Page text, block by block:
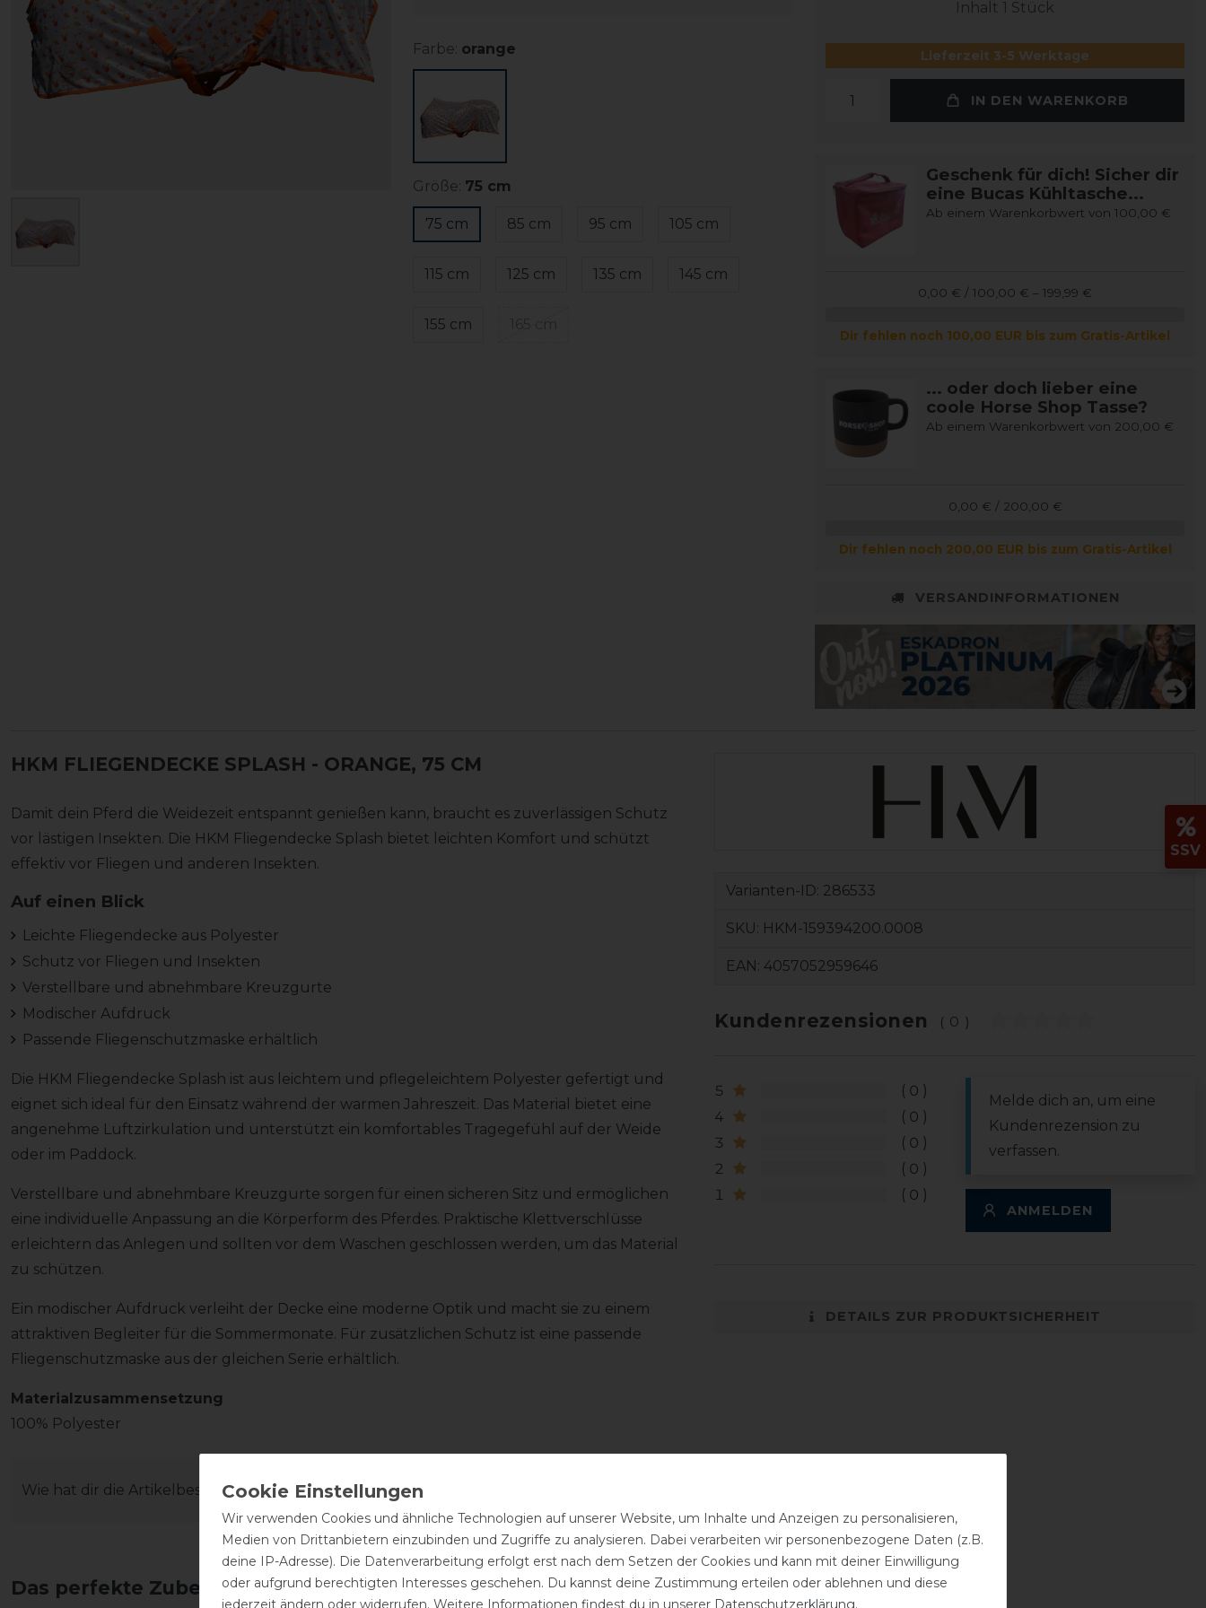
Farbe: orange
Größe: 75 cm
75 cm 85 cm 95 cm 105 cm
115 cm 125 cm 135 cm 145 cm
155 cm
Inhalt 1 Stück
Lieferzeit 3-5 Werktage
IN DEN WARENKORB
Geschenk für dich! Sicher dir
eine Bucas Kühltasche...
Ab einem Warenkorbwert von 100,00 €
0,00 € / 100,00 € – 199,99 €
Dir fehlen noch 100,00 EUR bis zum Gratis-Artikel
... oder doch lieber eine
coole Horse Shop Tasse?
Ab einem Warenkorbwert von 200,00 €
0,00 € / 200,00 €
Dir fehlen noch 200,00 EUR bis zum Gratis-Artikel
VERSANDINFORMATIONEN
HKM FLIEGENDECKE SPLASH - ORANGE, 75 CM
Damit dein Pferd die Weidezeit entspannt genießen kann, braucht es zuverlässigen Schutz
vor lästigen Insekten. Die HKM Fliegendecke Splash bietet leichten Komfort und schützt
effektiv vor Fliegen und anderen Insekten.
Auf einen Blick
Leichte Fliegendecke aus Polyester
Schutz vor Fliegen und Insekten
Verstellbare und abnehmbare Kreuzgurte
Modischer Aufdruck
Passende Fliegenschutzmaske erhältlich
Die HKM Fliegendecke Splash ist aus leichtem und pflegeleichtem Polyester gefertigt und
eignet sich ideal für den Einsatz während der warmen Jahreszeit. Das Material bietet eine
angenehme Luftzirkulation und unterstützt ein komfortables Tragegefühl auf der Weide
oder im Paddock.
Verstellbare und abnehmbare Kreuzgurte sorgen für einen sicheren Sitz und ermöglichen
eine individuelle Anpassung an die Körperform des Pferdes. Praktische Klettverschlüsse
erleichtern das Anlegen und sollten vor dem Waschen geschlossen werden, um das Material
zu schützen.
Ein modischer Aufdruck verleiht der Decke eine moderne Optik und macht sie zu einem
attraktiven Begleiter für die Sommermonate. Für zusätzlichen Schutz ist eine passende
Fliegenschutzmaske aus der gleichen Serie erhältlich.
Materialzusammensetzung
100% Polyester
Wie hat dir die Artikelbeschreibung gefallen?
Varianten-ID: 286533
SKU: HKM-159394200.0008
EAN: 4057052959646
Kundenrezensionen (0)
5
0
4
0
3
0
2
0
1
0
Melde dich an, um eine
Kundenrezension zu
verfassen.
ANMELDEN
DETAILS ZUR PRODUKTSICHERHEIT
Das perfekte Zubehör für dich
SSV
Wir verwenden Cookies und ähnliche Technologien auf unserer Website, um Inhalte und Anzeigen zu personalisieren,
Medien von Drittanbietern einzubinden und Zugriffe zu analysieren. Dabei verarbeiten wir personenbezogene Daten (z.B.
deine IP-Adresse). Die Datenverarbeitung erfolgt erst nach dem Setzen der Cookies und kann mit deiner Einwilligung
oder aufgrund berechtigten Interesses geschehen. Du kannst deine Zustimmung erteilen oder ablehnen und diese
jederzeit ändern oder widerrufen. Weitere Informationen findest du in unserer Daten­schutz­erklärung.